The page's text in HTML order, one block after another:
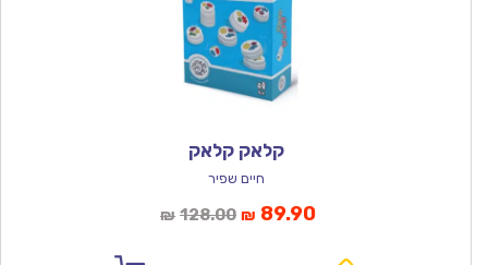
קלאק קלאק
חיים שפיר
₪ 128.00המחיר
₪ 89.90המחיר